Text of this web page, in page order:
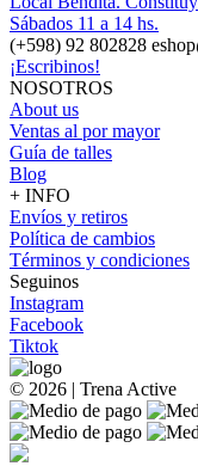
Sábados 11 a 14 hs.
(+598) 92 802828
¡Escribinos!
NOSOTROS
About us
Ventas al por mayor
Guía de talles
Blog
+ INFO
Envíos y retiros
Política de cambios
Términos y condiciones
Seguinos
Instagram
Facebook
Tiktok
© 2026 | Trena Active